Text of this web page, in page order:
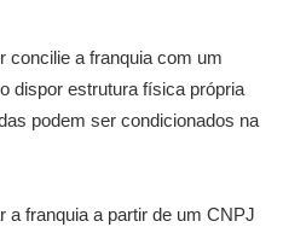
concilie a franquia com um
dispor estrutura física própria
podem ser condicionados na
a franquia a partir de um CNPJ